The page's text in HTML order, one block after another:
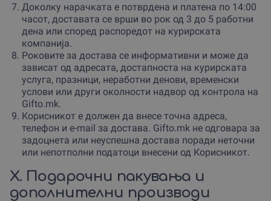
Доколку нарачката е потврдена и платена по 14:00
часот, доставата се врши во рок од 3 до 5 работни
дена или според распоредот на курирската
компанија.
Роковите за достава се информативни и може да
зависат од адресата, достапноста на курирската
услуга, празници, неработни денови, временски
услови или други околности надвор од контрола на
Gifto.mk.
Корисникот е должен да внесе точна адреса,
телефон и e-mail за достава. Gifto.mk не одговара за
задоцнета или неуспешна достава поради неточни
или непотполни податоци внесени од Корисникот.
X. Подарочни пакувања и
дополнителни производи